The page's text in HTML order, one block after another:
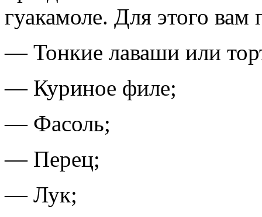
гуакамоле. Для этого вам
— Тонкие лаваши или
— Куриное филе;
— Фасоль;
— Перец;
— Лук;